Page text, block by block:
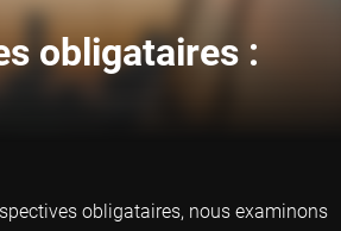
obligataires :
obligataires, nous examinons